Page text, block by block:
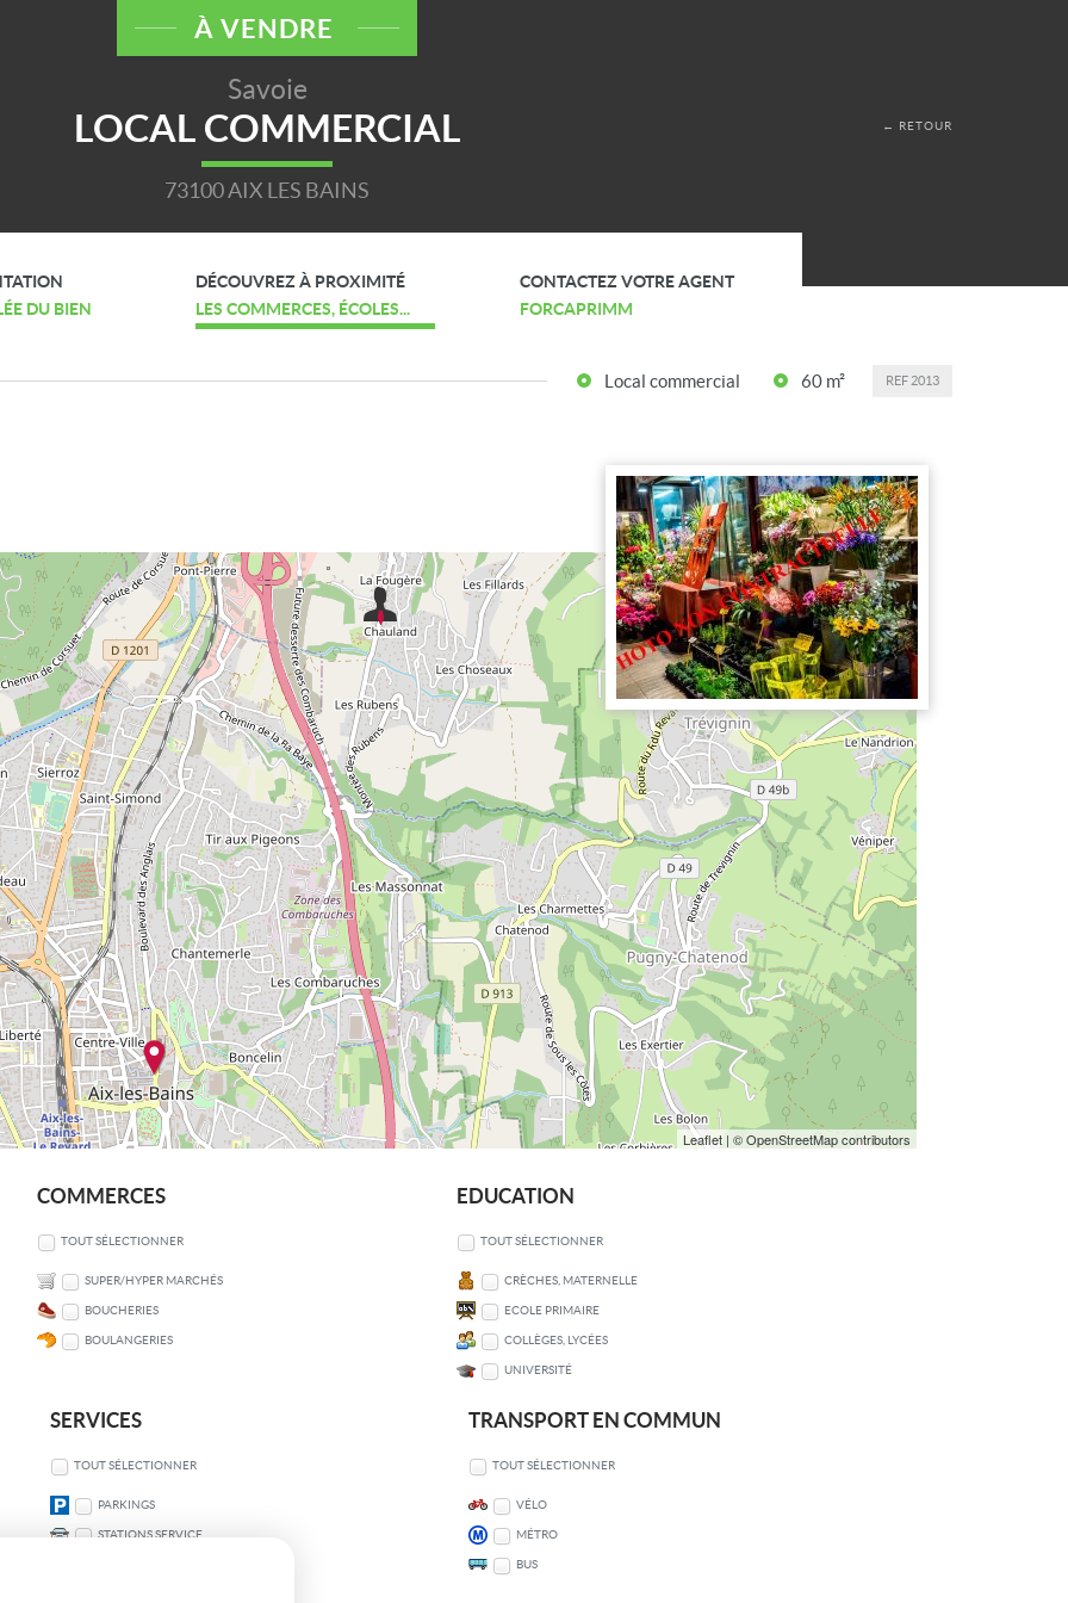
← RETOUR
À VENDRE
Savoie
LOCAL COMMERCIAL
73100 AIX LES BAINS
DU BIEN
DÉCOUVREZ À PROXIMITÉ
LES COMMERCES, ÉCOLES...
CONTACTEZ VOTRE AGENT
FORCAPRIMM
Local commercial 60 m² REF 2013
Leaflet | © OpenStreetMap contributors
COMMERCES
TOUT SÉLECTIONNER
SUPER/HYPER MARCHÉS
BOUCHERIES
BOULANGERIES
EDUCATION
TOUT SÉLECTIONNER
CRÈCHES, MATERNELLE
ECOLE PRIMAIRE
COLLÈGES, LYCÉES
UNIVERSITÉ
SERVICES
TOUT SÉLECTIONNER
PARKINGS
STATIONS SERVICE
TRANSPORT EN COMMUN
TOUT SÉLECTIONNER
VÉLO
MÉTRO
BUS